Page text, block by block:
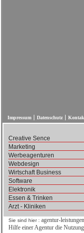
Impressum Datenschutz
Creative Sence
Marketing
Werbeagenturen
Webdesign
Wirtschaft Business
Software
Elektronik
Essen & Trinken
Arzt - Kliniken
Sie sind hier : agentur-leistungen
Hilfe einer Agentur die